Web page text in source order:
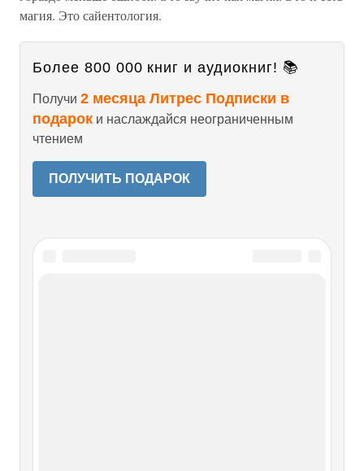
магия. Это сайентология.
Более 800 000 книг и аудиокниг! 📚
Получи 2 месяца Литрес Подписки в
подарок и наслаждайся неограниченным
чтением
ПОЛУЧИТЬ ПОДАРОК